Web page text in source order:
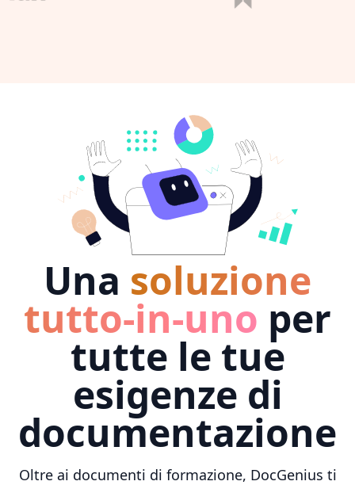
Una soluzione
tutto-in-uno per
tutte le tue
esigenze di
documentazione
Oltre ai documenti di formazione, DocGenius ti